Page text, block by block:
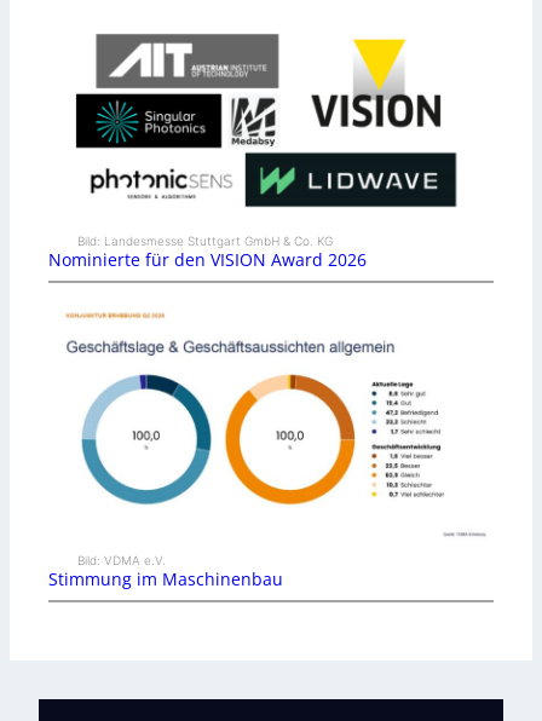
Bild: Landesmesse Stuttgart GmbH & Co. KG
Nominierte für den VISION Award 2026
Bild: VDMA e.V.
Stimmung im Maschinenbau